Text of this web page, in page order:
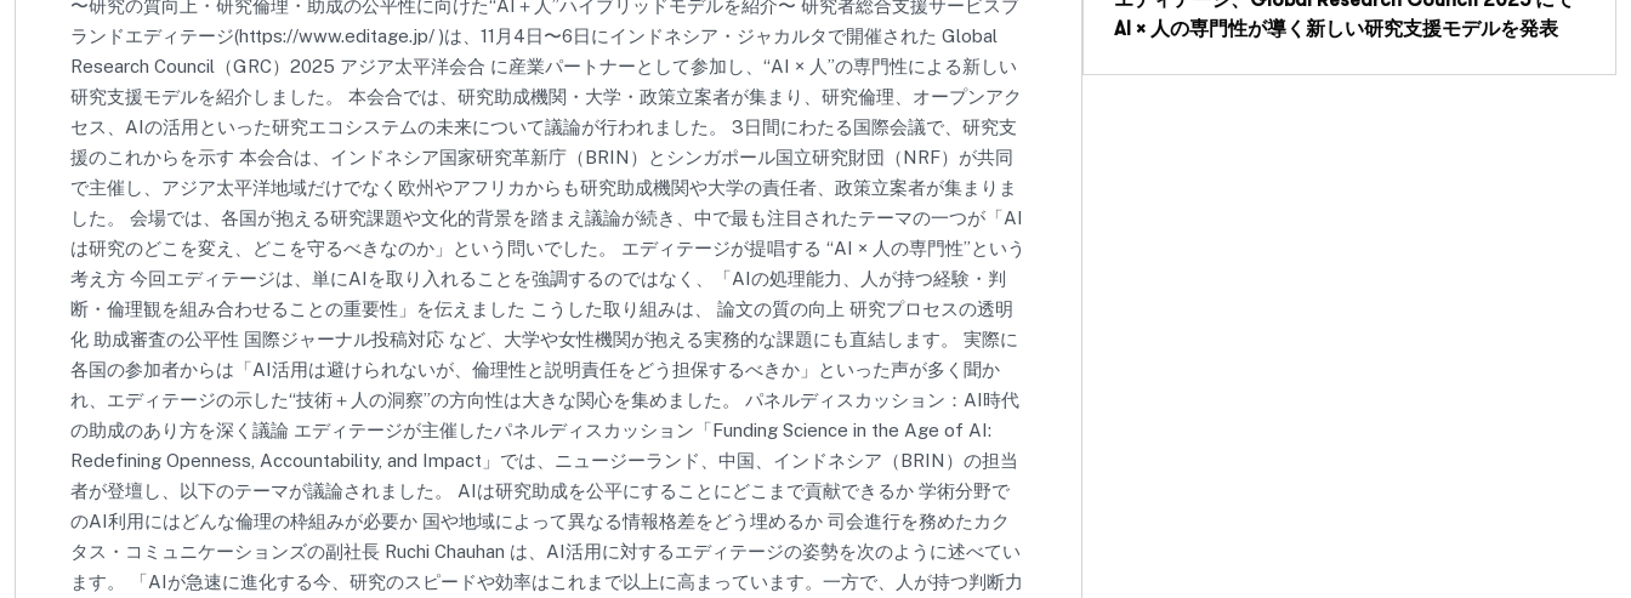
〜研究の質向上・研究倫理・助成の公平性に向けた“AI＋人”ハイブリッドモデルを紹介〜 研究者総合支援サービスブ
ランドエディテージ(https://www.editage.jp/ )は、11月4日〜6日にインドネシア・ジャカルタで開催された Global
Research Council（GRC）2025 アジア太平洋会合 に産業パートナーとして参加し、“AI × 人”の専門性による新しい
研究支援モデルを紹介しました。 本会合では、研究助成機関・大学・政策立案者が集まり、研究倫理、オープンアク
セス、AIの活用といった研究エコシステムの未来について議論が行われました。 3日間にわたる国際会議で、研究支
援のこれからを示す 本会合は、インドネシア国家研究革新庁（BRIN）とシンガポール国立研究財団（NRF）が共同
で主催し、アジア太平洋地域だけでなく欧州やアフリカからも研究助成機関や大学の責任者、政策立案者が集まりま
した。 会場では、各国が抱える研究課題や文化的背景を踏まえ議論が続き、中で最も注目されたテーマの一つが「AI
は研究のどこを変え、どこを守るべきなのか」という問いでした。 エディテージが提唱する “AI × 人の専門性”という
考え方 今回エディテージは、単にAIを取り入れることを強調するのではなく、「AIの処理能力、人が持つ経験・判
断・倫理観を組み合わせることの重要性」を伝えました こうした取り組みは、 論文の質の向上 研究プロセスの透明
化 助成審査の公平性 国際ジャーナル投稿対応 など、大学や女性機関が抱える実務的な課題にも直結します。 実際に
各国の参加者からは「AI活用は避けられないが、倫理性と説明責任をどう担保するべきか」といった声が多く聞か
れ、エディテージの示した“技術＋人の洞察”の方向性は大きな関心を集めました。 パネルディスカッション：AI時代
の助成のあり方を深く議論 エディテージが主催したパネルディスカッション「Funding Science in the Age of AI:
Redefining Openness, Accountability, and Impact」では、ニュージーランド、中国、インドネシア（BRIN）の担当
者が登壇し、以下のテーマが議論されました。 AIは研究助成を公平にすることにどこまで貢献できるか 学術分野で
のAI利用にはどんな倫理の枠組みが必要か 国や地域によって異なる情報格差をどう埋めるか 司会進行を務めたカク
タス・コミュニケーションズの副社長 Ruchi Chauhan は、AI活用に対するエディテージの姿勢を次のように述べてい
ます。 「AIが急速に進化する今、研究のスピードや効率はこれまで以上に高まっています。一方で、人が持つ判断力
AI × 人の専門性が導く新しい研究支援モデルを発表